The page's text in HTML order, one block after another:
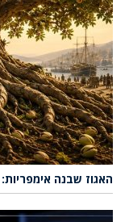
האגוז שבנה